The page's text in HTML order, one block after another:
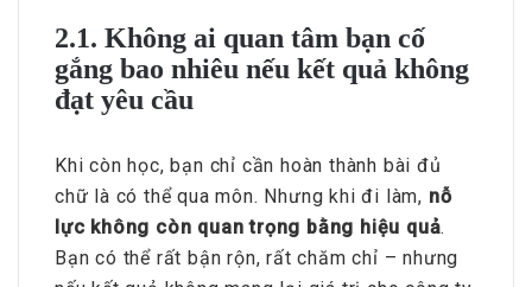
2.1. Không ai quan tâm bạn cố
gắng bao nhiêu nếu kết quả không
đạt yêu cầu
Khi còn học, bạn chỉ cần hoàn thành bài đủ
chữ là có thể qua môn. Nhưng khi đi làm, nỗ
lực không còn quan trọng bằng hiệu quả.
Bạn có thể rất bận rộn, rất chăm chỉ – nhưng